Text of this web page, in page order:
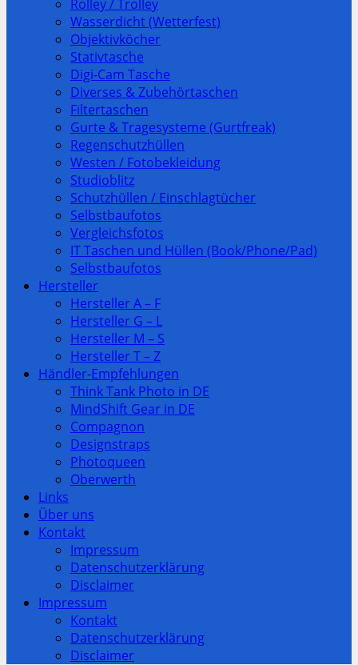
Rolley / Trolley
Wasserdicht (Wetterfest)
Objektivköcher
Stativtasche
Digi-Cam Tasche
Diverses & Zubehörtaschen
Filtertaschen
Gurte & Tragesysteme (Gurtfreak)
Regenschutzhüllen
Westen / Fotobekleidung
Studioblitz
Schutzhüllen / Einschlagtücher
Selbstbaufotos
Vergleichsfotos
IT Taschen und Hüllen (Book/Phone/Pad)
Selbstbaufotos
Hersteller
Hersteller A – F
Hersteller G – L
Hersteller M – S
Hersteller T – Z
Händler-Empfehlungen
Think Tank Photo in DE
MindShift Gear in DE
Compagnon
Designstraps
Photoqueen
Oberwerth
Links
Über uns
Kontakt
Impressum
Datenschutzerklärung
Disclaimer
Impressum
Kontakt
Datenschutzerklärung
Disclaimer